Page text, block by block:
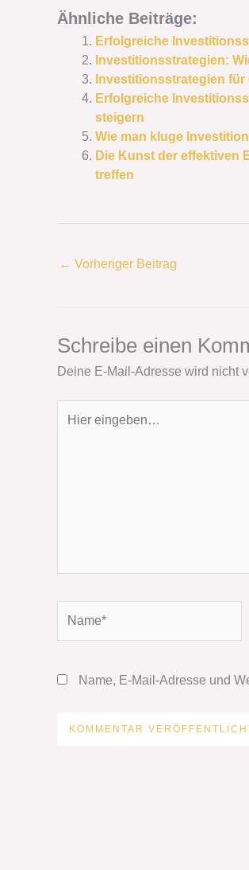
Ähnliche Beiträge:
Erfolgreiche
Investitionsstrategien:
Investitionsstrategien
Erfolgreiche
steigern
Wie man kluge
Die Kunst der effektiven
treffen
← Vorheriger Beitrag
Schreibe einen
Deine E-Mail-Adresse wird nicht
eingeben…
Name, E-Mail-Adresse und